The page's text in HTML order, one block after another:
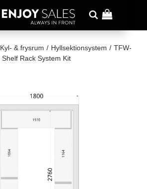
Kyl- & frysrum / Hyllsektionsystem / TFW-
Shelf Rack System Kit